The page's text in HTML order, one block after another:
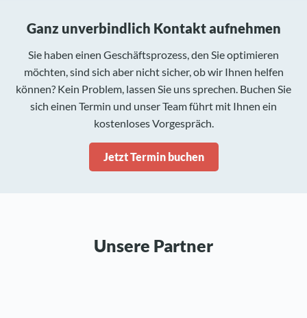
Ganz unverbindlich Kontakt aufnehmen
Sie haben einen Geschäftsprozess, den Sie optimieren
möchten, sind sich aber nicht sicher, ob wir Ihnen helfen
können? Kein Problem, lassen Sie uns sprechen. Buchen Sie
sich einen Termin und unser Team führt mit Ihnen ein
kostenloses Vorgespräch.
Jetzt Termin buchen
Unsere Partner